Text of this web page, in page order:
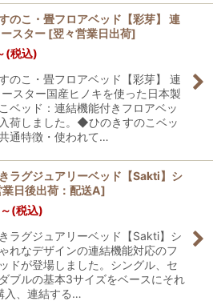
のこ・畳フロアベッド【彩芽】 連
スター [翌々営業日出荷]
(税込)
のこ・畳フロアベッド【彩芽】 連
スター国産ヒノキを使った日本製
ベッド：連結機能付きフロアベッ
荷しました。◆ひのきすのこベッ
通特徴・使われて…
ラグジュアリーベッド【Sakti】シ
日後出荷：配送A]
～(税込)
ラグジュアリーベッド【Sakti】シ
れなデザインの連結機能対応のフ
ドが登場しました。シングル、セ
ブルの基本3サイズをベースにそれ
入、連結する…